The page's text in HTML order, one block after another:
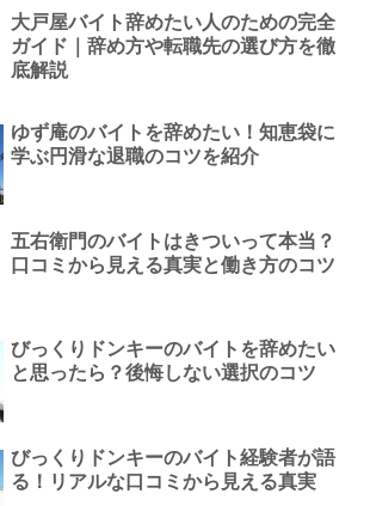
大戸屋バイト辞めたい人のための完全
ガイド｜辞め方や転職先の選び方を徹
底解説
ゆず庵のバイトを辞めたい！知恵袋に
学ぶ円滑な退職のコツを紹介
五右衛門のバイトはきついって本当？
口コミから見える真実と働き方のコツ
びっくりドンキーのバイトを辞めたい
と思ったら？後悔しない選択のコツ
びっくりドンキーのバイト経験者が語
る！リアルな口コミから見える真実